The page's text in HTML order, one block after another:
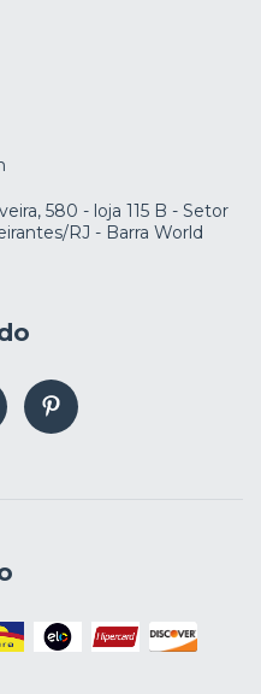
580 - loja 115 B - Setor
RJ - Barra World